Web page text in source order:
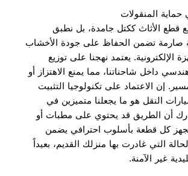
حماية المنقولات
قطع الأثاث ككتل جامدة، بل نطبق
صارمة تضمن الحفاظ على جودة الأخشاب
الإلكترونية. يعتمد نهجنا على توزيع
داخل شاحناتنا، مما يمنع الاهتزاز أو
إن الاعتماد على تكنولوجيا التثبيت
النقل هو ما يجعلنا متميزين في
أن الطريق قد يحتوي على مطبات أو
كل قطعة بأسلوب احترافي يضمن
التي غادرت بها منزلك القديم، بعيداً
غير الآمنة.